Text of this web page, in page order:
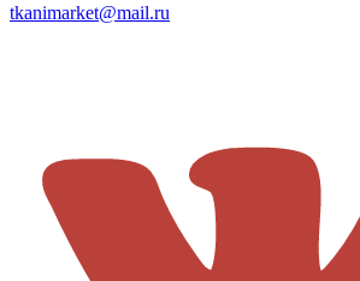
tkanimarket@mail.ru